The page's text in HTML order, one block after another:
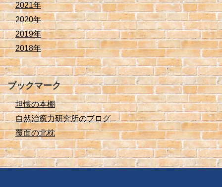
2021年
2020年
2019年
2018年
ブックマーク
坦懐の本棚
自然治癒力研究所のブログ
覆面の北枕